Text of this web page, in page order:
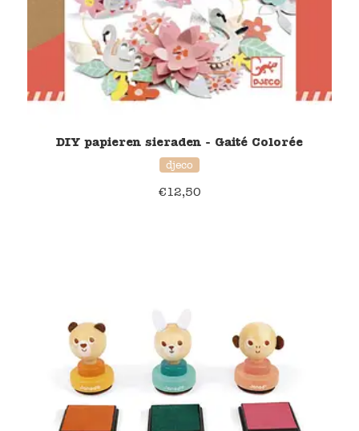
DIY papieren sieraden - Gaité Colorée
djeco
€12,50